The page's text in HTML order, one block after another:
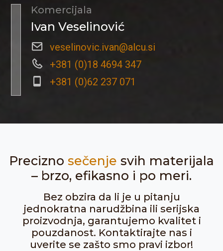
Komercijala
Ivan Veselinović
veselinovic.ivan@alcu.si
+381 (0)18 4694 347
+381 (0)62 237 071
Precizno sečenje svih materijala
– brzo, efikasno i po meri.
Bez obzira da li je u pitanju
jednokratna narudžbina ili serijska
proizvodnja, garantujemo kvalitet i
pouzdanost. Kontaktirajte nas i
uverite se zašto smo pravi izbor!